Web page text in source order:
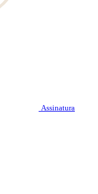
Assinatura